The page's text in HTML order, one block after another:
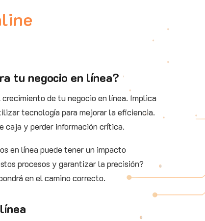
tu negocio en línea?
de tu negocio en línea. Implica
tecnología para mejorar la eficiencia.
caja y perder información crítica.
en línea puede tener un impacto
procesos y garantizar la precisión?
en el camino correcto.